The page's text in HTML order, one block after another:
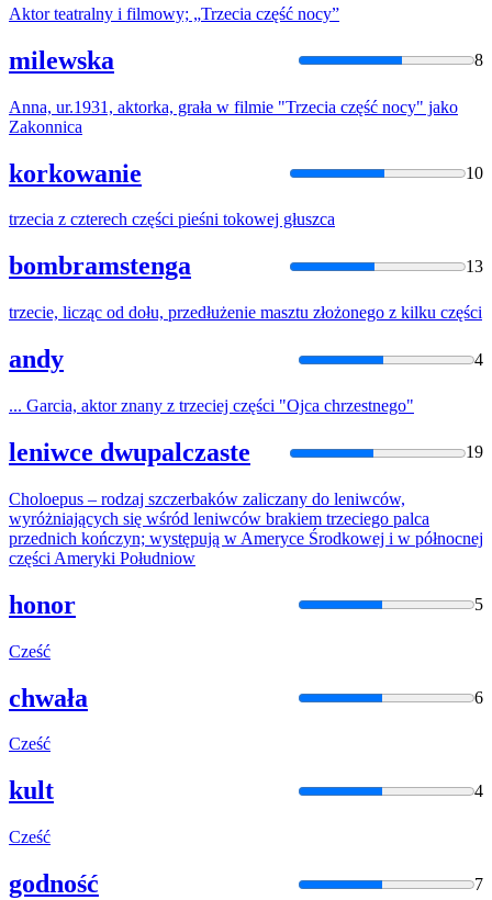
Aktor teatralny i filmowy; „Trzecia część nocy”
milewska 8
Anna, ur.1931, aktorka, grała w filmie "Trzecia część nocy" jako
Zakonnica
korkowanie 10
trzecia z czterech części pieśni tokowej głuszca
bombramstenga 13
trzecie, licząc od dołu, przedłużenie masztu złożonego z kilku części
andy 4
... Garcia, aktor znany z trzeciej części "Ojca chrzestnego"
leniwce dwupalczaste 19
Choloepus – rodzaj szczerbaków zaliczany do leniwców,
wyróżniających się wśród leniwców brakiem trzeciego palca
przednich kończyn; występują w Ameryce Środkowej i w północnej
części Ameryki Południow
honor 5
Cześć
chwała 6
Cześć
kult 4
Cześć
godność 7